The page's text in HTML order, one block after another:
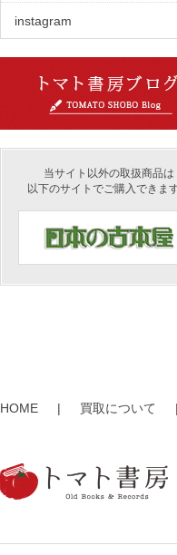
instagram
当サイト以外の取扱商品は
以下のサイトでご購入できます
HOME | 買取について |